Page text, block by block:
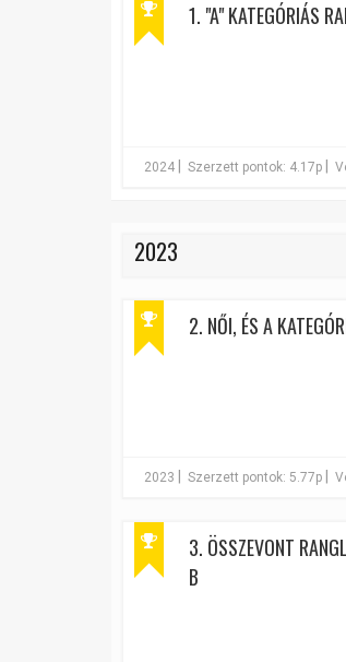
1. "A" KATEGÓRIÁS
2024 Szerzett pontok: 4.17p
2023
2. NŐI, ÉS A
2023 Szerzett pontok: 5.77p
3. ÖSSZEVONT
B